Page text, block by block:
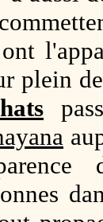
plein